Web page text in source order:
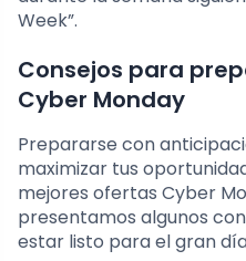
Week”.
Consejos para
Cyber Monday
Prepararse con
maximizar tus
mejores ofertas Cyber
presentamos algunos
estar listo para el gran